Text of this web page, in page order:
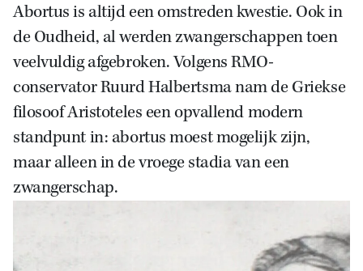
Zoek
Abortus is altijd een omstreden kwestie. Ook in
de Oudheid, al werden zwangerschappen toen
veelvuldig afgebroken. Volgens RMO-
conservator Ruurd Halbertsma nam de Griekse
filosoof Aristoteles een opvallend modern
standpunt in: abortus moest mogelijk zijn,
maar alleen in de vroege stadia van een
zwangerschap.